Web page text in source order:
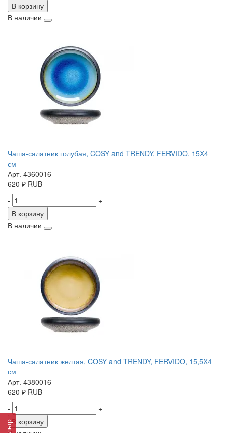
В корзину
В наличии
Чаша-салатник голубая, COSY and TRENDY, FERVIDO, 15X4
см
Арт. 4360016
620 ₽ RUB
-
+
В корзину
В наличии
Чаша-салатник желтая, COSY and TRENDY, FERVIDO, 15,5X4
см
Арт. 4380016
620 ₽ RUB
-
+
В корзину